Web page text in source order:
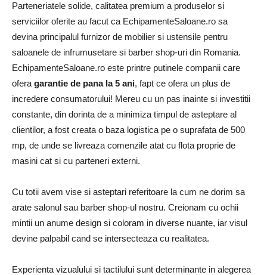
Parteneriatele solide, calitatea premium a produselor si
serviciilor oferite au facut ca EchipamenteSaloane.ro sa
devina principalul furnizor de mobilier si ustensile pentru
saloanele de infrumusetare si barber shop-uri din Romania.
EchipamenteSaloane.ro este printre putinele companii care
ofera garantie de pana la 5 ani, fapt ce ofera un plus de
incredere consumatorului! Mereu cu un pas inainte si investitii
constante, din dorinta de a minimiza timpul de asteptare al
clientilor, a fost creata o baza logistica pe o suprafata de 500
mp, de unde se livreaza comenzile atat cu flota proprie de
masini cat si cu parteneri externi.
Cu totii avem vise si asteptari referitoare la cum ne dorim sa
arate salonul sau barber shop-ul nostru. Creionam cu ochii
mintii un anume design si coloram in diverse nuante, iar visul
devine palpabil cand se intersecteaza cu realitatea.
Experienta vizualului si tactilului sunt determinante in alegerea